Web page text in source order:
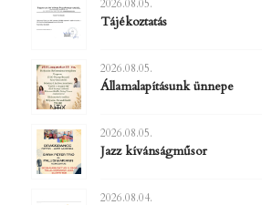
2026.08.05.
Tájékoztatás
2026.08.05.
Államalapításunk ünnepe
2026.08.05.
Jazz kívánságműsor
2026.08.04.